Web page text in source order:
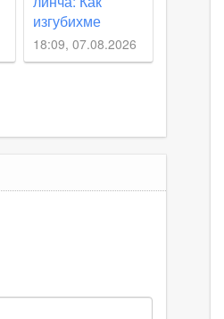
изгубихме
децата си?
18:09, 07.08.2026